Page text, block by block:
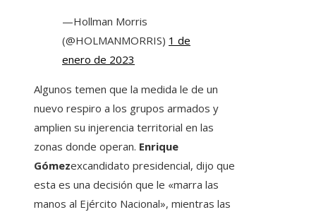
—Hollman Morris
(@HOLMANMORRIS) 1 de
enero de 2023
Algunos temen que la medida le de un
nuevo respiro a los grupos armados y
amplien su injerencia territorial en las
zonas donde operan. Enrique
Gómezexcandidato presidencial, dijo que
esta es una decisión que le «marra las
manos al Ejército Nacional», mientras las